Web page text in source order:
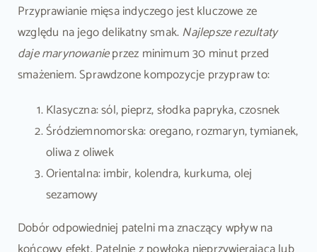
Przyprawianie mięsa indyczego jest kluczowe ze
względu na jego delikatny smak.Najlepsze rezultaty
daje marynowanieprzez minimum 30 minut przed
smażeniem. Sprawdzone kompozycje przypraw to:
Klasyczna: sól, pieprz, słodka papryka, czosnek
Śródziemnomorska: oregano, rozmaryn, tymianek,
oliwa z oliwek
Orientalna: imbir, kolendra, kurkuma, olej
sezamowy
Dobór odpowiedniej patelni ma znaczący wpływ na